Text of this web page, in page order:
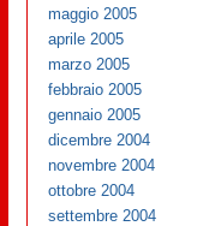
maggio 2005
aprile 2005
marzo 2005
febbraio 2005
gennaio 2005
dicembre 2004
novembre 2004
ottobre 2004
settembre 2004